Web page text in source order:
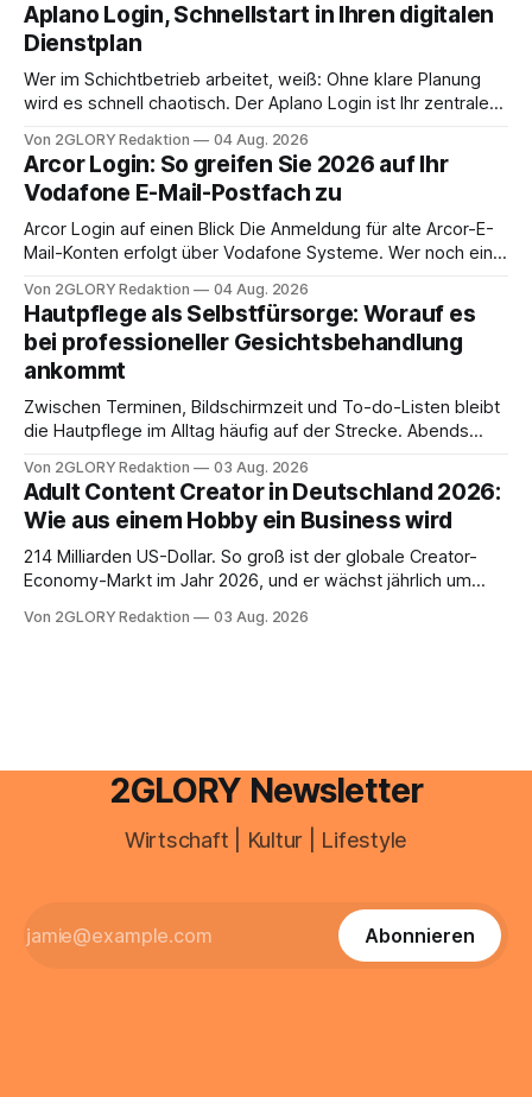
Aplano Login, Schnellstart in Ihren digitalen
Dienstplan
Wer im Schichtbetrieb arbeitet, weiß: Ohne klare Planung
wird es schnell chaotisch. Der Aplano Login ist Ihr zentraler
abwesenheiten und die gesamte kommunikation rund um
Ihr personal digital zu organisieren. In diesem Leitfaden
erfahren Sie alles, was Sie für einen reibungslosen Einstieg
brauchen, von der Registrierung
Von 2GLORY Redaktion 04 Aug. 2026
Arcor Login: So greifen Sie 2026 auf Ihr
Vodafone E-Mail-Postfach zu
Arcor Login auf einen Blick Die Anmeldung für alte Arcor-E-
Mail-Konten erfolgt über Vodafone Systeme. Wer noch eine
besitzt, loggt sich heute über das Vodafone E-Mail & Cloud
Portal ein. Der klassische Arcor Login über mail.
Von 2GLORY Redaktion 04 Aug. 2026
Hautpflege als Selbstfürsorge: Worauf es
bei professioneller Gesichtsbehandlung
ankommt
Zwischen Terminen, Bildschirmzeit und To-do-Listen bleibt
die Hautpflege im Alltag häufig auf der Strecke. Abends
Drogerie – mehr ist zeitlich oft nicht drin. Dabei reagiert die
Haut empfindlich auf Stress, Schlafmangel und
Umwelteinflüsse: Sie wirkt müde, spannt oder neigt zu
Unreinheiten. Professionelle
Von 2GLORY Redaktion 03 Aug. 2026
Adult Content Creator in Deutschland 2026:
Wie aus einem Hobby ein Business wird
214 Milliarden US-Dollar. So groß ist der globale Creator-
Economy-Markt im Jahr 2026, und er wächst jährlich um
ist längst ein ernstzunehmender Wirtschaftszweig. Weltweit
Von 2GLORY Redaktion 03 Aug. 2026
2GLORY Newsletter
Wirtschaft | Kultur | Lifestyle
Abonnieren